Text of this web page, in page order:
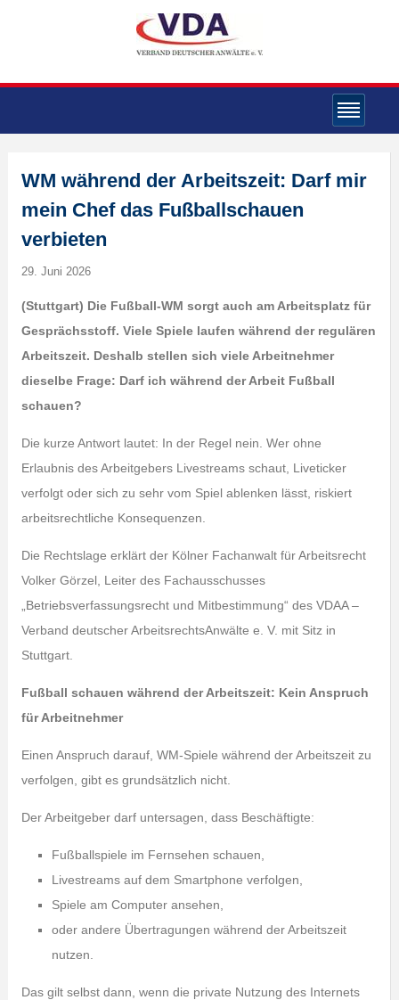
WM während der Arbeitszeit: Darf mir
mein Chef das Fußballschauen
verbieten
29. Juni 2026
(Stuttgart) Die Fußball-WM sorgt auch am Arbeitsplatz für
Gesprächsstoff. Viele Spiele laufen während der regulären
Arbeitszeit. Deshalb stellen sich viele Arbeitnehmer
dieselbe Frage: Darf ich während der Arbeit Fußball
schauen?
Die kurze Antwort lautet: In der Regel nein. Wer ohne
Erlaubnis des Arbeitgebers Livestreams schaut, Liveticker
verfolgt oder sich zu sehr vom Spiel ablenken lässt, riskiert
arbeitsrechtliche Konsequenzen.
Die Rechtslage erklärt der Kölner Fachanwalt für Arbeitsrecht
Volker Görzel, Leiter des Fachausschusses
„Betriebsverfassungsrecht und Mitbestimmung“ des VDAA –
Verband deutscher ArbeitsrechtsAnwälte e. V. mit Sitz in
Stuttgart.
Fußball schauen während der Arbeitszeit: Kein Anspruch
für Arbeitnehmer
Einen Anspruch darauf, WM-Spiele während der Arbeitszeit zu
verfolgen, gibt es grundsätzlich nicht.
Der Arbeitgeber darf untersagen, dass Beschäftigte:
Fußballspiele im Fernsehen schauen,
Livestreams auf dem Smartphone verfolgen,
Spiele am Computer ansehen,
oder andere Übertragungen während der Arbeitszeit
nutzen.
Das gilt selbst dann, wenn die private Nutzung des Internets